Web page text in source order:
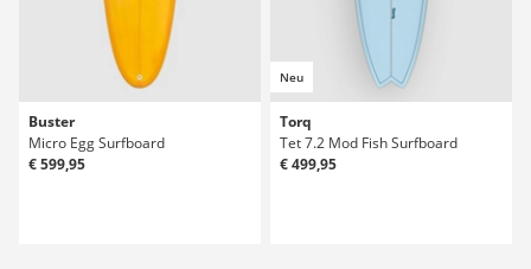
Buster
Micro Egg Surfboard
€ 599,95
Neu
Torq
Tet 7.2 Mod Fish Surfboard
€ 499,95